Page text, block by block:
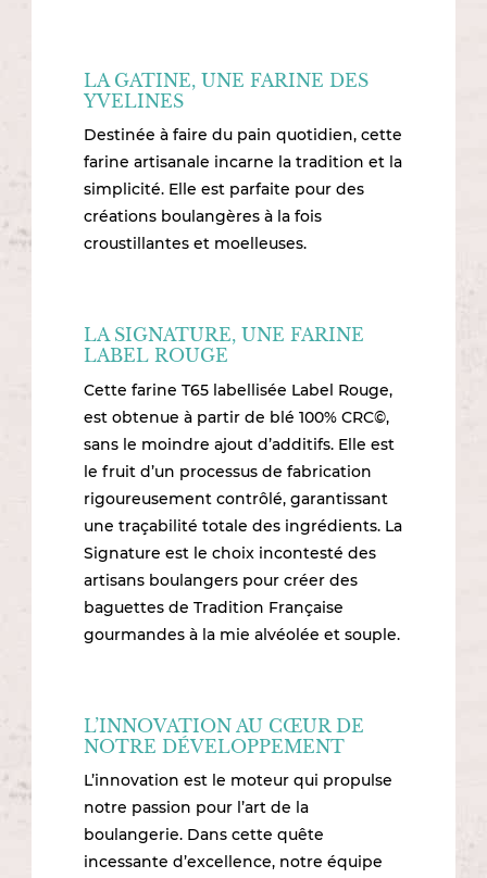
LA GATINE, UNE FARINE DES
YVELINES
Destinée à faire du pain quotidien, cette
farine artisanale incarne la tradition et la
simplicité. Elle est parfaite pour des
créations boulangères à la fois
croustillantes et moelleuses.
LA SIGNATURE, UNE FARINE
LABEL ROUGE
Cette farine T65 labellisée Label Rouge,
est obtenue à partir de blé 100% CRC©,
sans le moindre ajout d’additifs. Elle est
le fruit d’un processus de fabrication
rigoureusement contrôlé, garantissant
une traçabilité totale des ingrédients. La
Signature est le choix incontesté des
artisans boulangers pour créer des
baguettes de Tradition Française
gourmandes à la mie alvéolée et souple.
L’INNOVATION AU CŒUR DE
NOTRE DÉVELOPPEMENT
L’innovation est le moteur qui propulse
notre passion pour l’art de la
boulangerie. Dans cette quête
incessante d’excellence, notre équipe